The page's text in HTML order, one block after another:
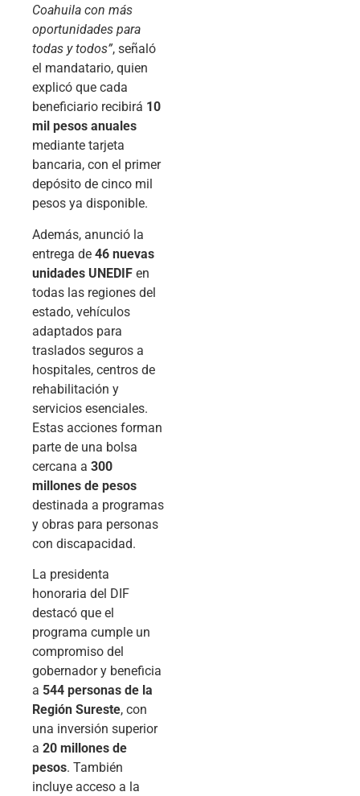
Coahuila con más
oportunidades para
todas y todos”, señaló
el mandatario, quien
explicó que cada
beneficiario recibirá 10
mil pesos anuales
mediante tarjeta
bancaria, con el primer
depósito de cinco mil
pesos ya disponible.
Además, anunció la
entrega de 46 nuevas
unidades UNEDIF en
todas las regiones del
estado, vehículos
adaptados para
traslados seguros a
hospitales, centros de
rehabilitación y
servicios esenciales.
Estas acciones forman
parte de una bolsa
cercana a 300
millones de pesos
destinada a programas
y obras para personas
con discapacidad.
La presidenta
honoraria del DIF
destacó que el
programa cumple un
compromiso del
gobernador y beneficia
a 544 personas de la
Región Sureste, con
una inversión superior
a 20 millones de
pesos. También
incluye acceso a la